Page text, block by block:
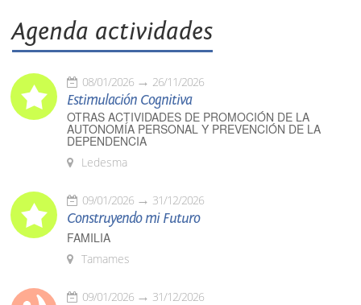
Agenda actividades
08/01/2026 26/11/2026
Estimulación Cognitiva
OTRAS ACTIVIDADES DE PROMOCIÓN DE LA
AUTONOMÍA PERSONAL Y PREVENCIÓN DE LA
DEPENDENCIA
Ledesma
09/01/2026 31/12/2026
Construyendo mi Futuro
FAMILIA
Tamames
09/01/2026 31/12/2026